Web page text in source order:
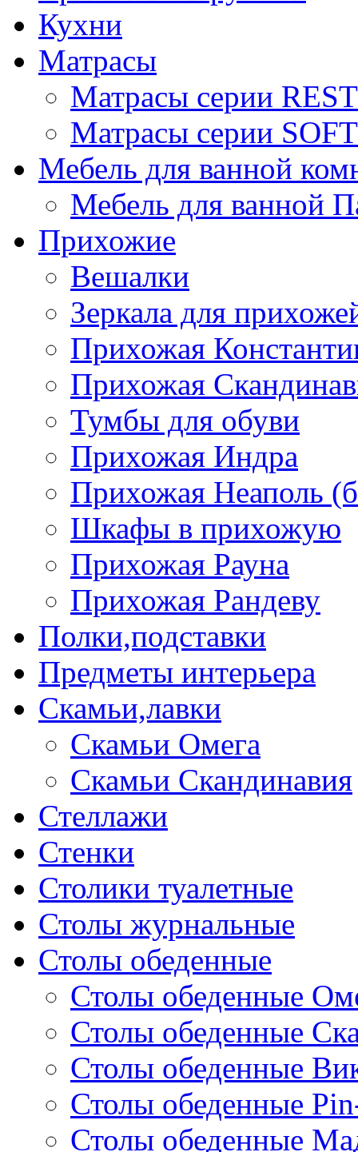
Кухни
Матрасы
Матрасы серии REST
Матрасы серии SOFT
Мебель для ванной
Мебель для ванной
Прихожие
Вешалки
Зеркала для
Прихожая
Прихожая
Тумбы для обуви
Прихожая Индра
Прихожая Неаполь
Шкафы в прихожую
Прихожая Рауна
Прихожая Рандеву
Полки,подставки
Предметы интерьера
Скамьи,лавки
Скамьи Омега
Скамьи Скандинавия
Стеллажи
Стенки
Столики туалетные
Столы журнальные
Столы обеденные
Столы обеденные
Столы обеденные
Столы обеденные
Столы обеденные
Столы обеденные